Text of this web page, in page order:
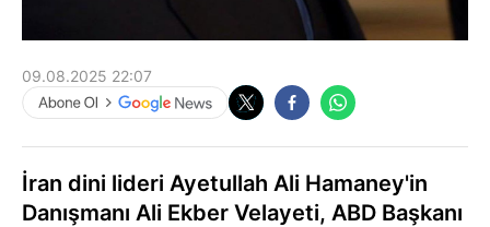
09.08.2025 22:07
İran dini lideri Ayetullah Ali Hamaney'in
Danışmanı Ali Ekber Velayeti, ABD Başkanı